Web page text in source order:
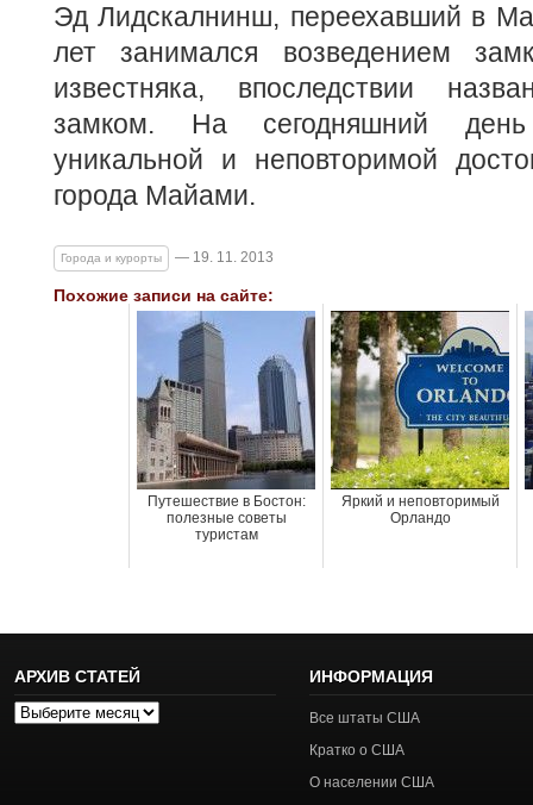
Эд Лидскалнинш, переехавший в
лет занимался возведением
известняка, впоследствии
замком. На сегодняшний
уникальной и неповторимой
города Майами.
Города и курорты — 19. 11. 2013
Похожие записи на сайте:
Путешествие в Бостон:
полезные советы
туристам
Яркий и неповторимый
Орландо
АРХИВ СТАТЕЙ
Архив
ИНФОРМАЦИЯ
Все штаты США
Кратко о США
О населении США